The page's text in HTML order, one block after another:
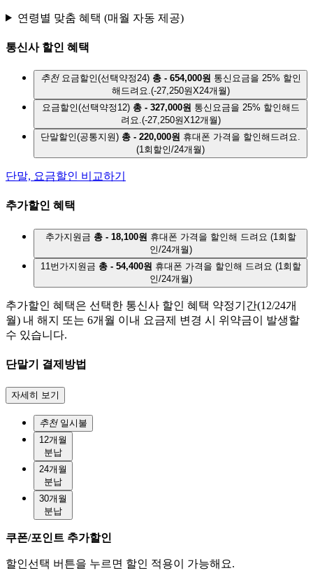
연령별 맞춤 혜택 (매월 자동 제공)
통신사 할인 혜택
추천 요금할인(선택약정24) 총 - 654,000원 통신요금을 25% 할인
해드려요.(-27,250원X24개월)
요금할인(선택약정12) 총 - 327,000원 통신요금을 25% 할인해드
려요.(-27,250원X12개월)
단말할인(공통지원) 총 - 220,000원 휴대폰 가격을 할인해드려요.
(1회할인/24개월)
단말, 요금할인 비교하기
추가할인 혜택
추가지원금 총 - 18,100원 휴대폰 가격을 할인해 드려요 (1회할
인/24개월)
11번가지원금 총 - 54,400원 휴대폰 가격을 할인해 드려요 (1회할
인/24개월)
추가할인 혜택은 선택한 통신사 할인 혜택 약정기간(12/24개
월) 내 해지 또는 6개월 이내 요금제 변경 시 위약금이 발생할
수 있습니다.
단말기 결제방법
자세히 보기
추천 일시불
12개월
분납
24개월
분납
30개월
분납
쿠폰/포인트 추가할인
할인선택 버튼을 누르면 할인 적용이 가능해요.